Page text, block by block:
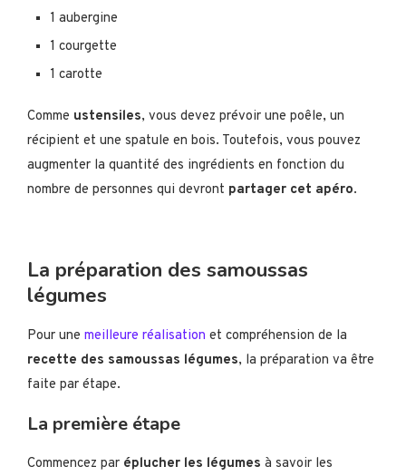
1 aubergine
1 courgette
1 carotte
Comme ustensiles, vous devez prévoir une poêle, un
récipient et une spatule en bois. Toutefois, vous pouvez
augmenter la quantité des ingrédients en fonction du
nombre de personnes qui devront partager cet apéro.
La préparation des samoussas
légumes
Pour une meilleure réalisation et compréhension de la
recette des samoussas légumes, la préparation va être
faite par étape.
La première étape
Commencez par éplucher les légumes à savoir les